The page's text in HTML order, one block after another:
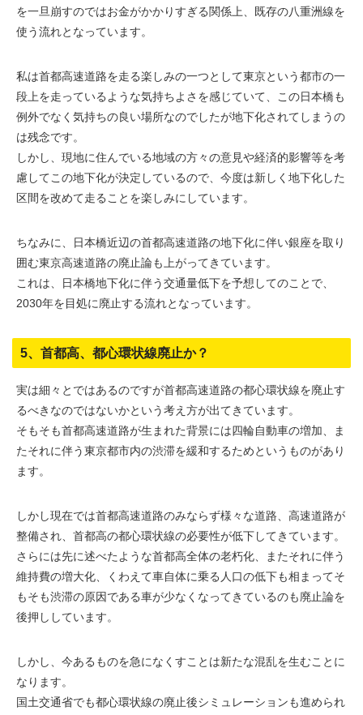
を一旦崩すのではお金がかかりすぎる関係上、既存の八重洲線を
使う流れとなっています。
私は首都高速道路を走る楽しみの一つとして東京という都市の一
段上を走っているような気持ちよさを感じていて、この日本橋も
例外でなく気持ちの良い場所なのでしたが地下化されてしまうの
は残念です。
しかし、現地に住んでいる地域の方々の意見や経済的影響等を考
慮してこの地下化が決定しているので、今度は新しく地下化した
区間を改めて走ることを楽しみにしています。
ちなみに、日本橋近辺の首都高速道路の地下化に伴い銀座を取り
囲む東京高速道路の廃止論も上がってきています。
これは、日本橋地下化に伴う交通量低下を予想してのことで、
2030年を目処に廃止する流れとなっています。
5、首都高、都心環状線廃止か？
実は細々とではあるのですが首都高速道路の都心環状線を廃止す
るべきなのではないかという考え方が出てきています。
そもそも首都高速道路が生まれた背景には四輪自動車の増加、ま
たそれに伴う東京都市内の渋滞を緩和するためというものがあり
ます。
しかし現在では首都高速道路のみならず様々な道路、高速道路が
整備され、首都高の都心環状線の必要性が低下してきています。
さらには先に述べたような首都高全体の老朽化、またそれに伴う
維持費の増大化、くわえて車自体に乗る人口の低下も相まってそ
もそも渋滞の原因である車が少なくなってきているのも廃止論を
後押ししています。
しかし、今あるものを急になくすことは新たな混乱を生むことに
なります。
国土交通省でも都心環状線の廃止後シミュレーションも進められ